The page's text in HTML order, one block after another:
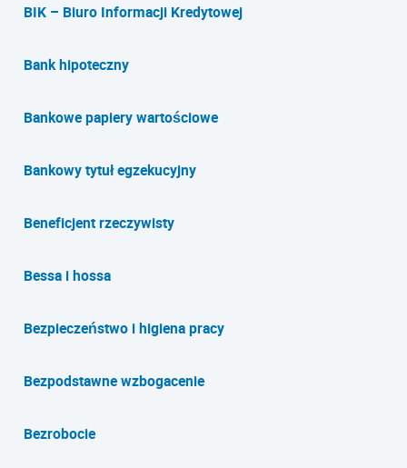
BIK – Biuro Informacji Kredytowej
Bank hipoteczny
Bankowe papiery wartościowe
Bankowy tytuł egzekucyjny
Beneficjent rzeczywisty
Bessa i hossa
Bezpieczeństwo i higiena pracy
Bezpodstawne wzbogacenie
Bezrobocie